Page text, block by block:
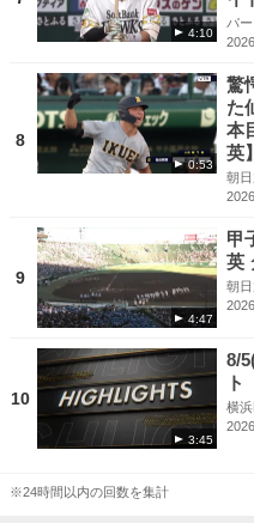
4:10
パ
8
0:53
驚
た
本
英】
朝
9
4:47
甲
英
朝
10
3:45
8/
ト
横
※24時間以内の回数を集計